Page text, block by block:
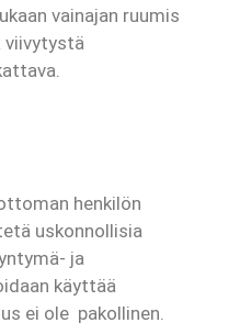
vainajan ruumis
viivytystä
henkilön
uskonnollisia
ja
käyttää
ei ole pakollinen.